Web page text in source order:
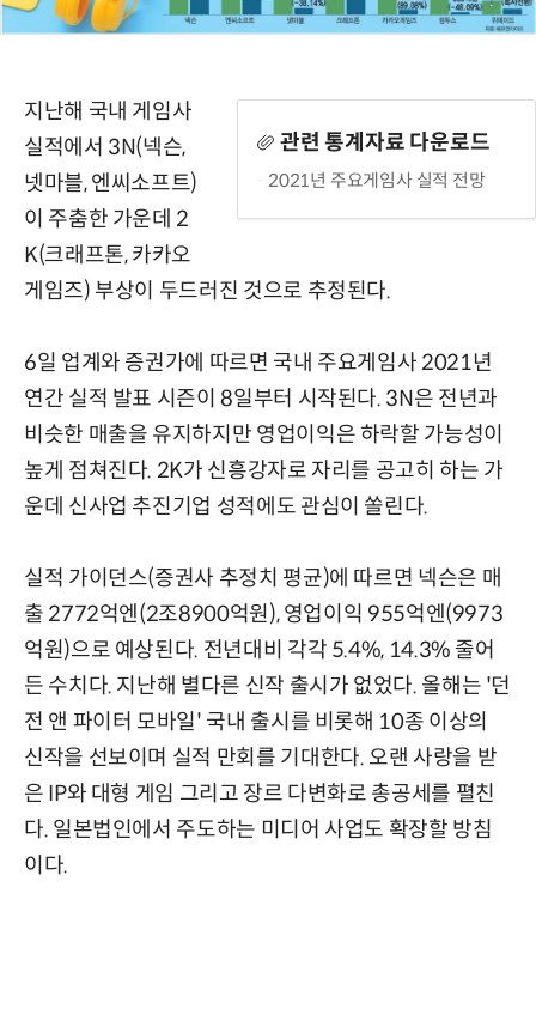
관련 통계자료 다운로드
2021년 주요게임사 실적 전망
지난해 국내 게임사
실적에서 3N(넥슨,
넷마블, 엔씨소프트)
이 주춤한 가운데 2
K(크래프톤, 카카오
게임즈) 부상이 두드러진 것으로 추정된다.
6일 업계와 증권가에 따르면 국내 주요게임사 2021년
연간 실적 발표 시즌이 8일부터 시작된다. 3N은 전년과
비슷한 매출을 유지하지만 영업이익은 하락할 가능성이
높게 점쳐진다. 2K가 신흥강자로 자리를 공고히 하는 가
운데 신사업 추진기업 성적에도 관심이 쏠린다.
실적 가이던스(증권사 추정치 평균)에 따르면 넥슨은 매
출 2772억엔(2조8900억원), 영업이익 955억엔(9973
억원)으로 예상된다. 전년대비 각각 5.4%, 14.3% 줄어
든 수치다. 지난해 별다른 신작 출시가 없었다. 올해는 '던
전 앤 파이터 모바일' 국내 출시를 비롯해 10종 이상의
신작을 선보이며 실적 만회를 기대한다. 오랜 사랑을 받
은 IP와 대형 게임 그리고 장르 다변화로 총공세를 펼친
다. 일본법인에서 주도하는 미디어 사업도 확장할 방침
이다.